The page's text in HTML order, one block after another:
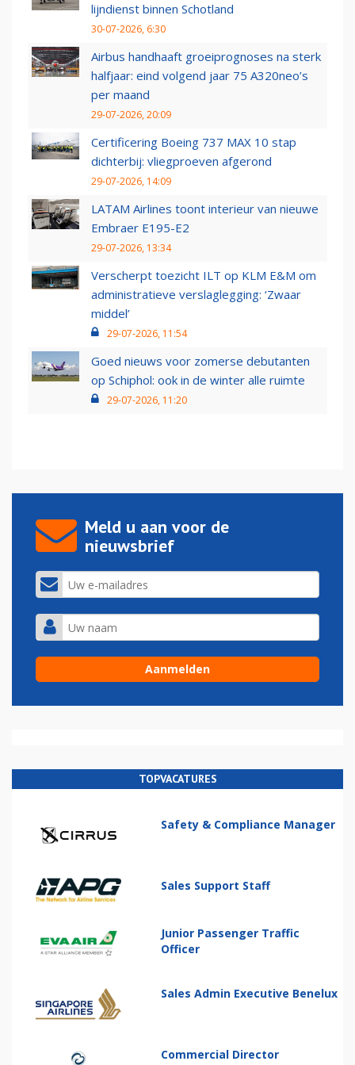
lijndienst binnen Schotland
30-07-2026, 6:30
Airbus handhaaft groeiprognoses na sterk
halfjaar: eind volgend jaar 75 A320neo’s
per maand
29-07-2026, 20:09
Certificering Boeing 737 MAX 10 stap
dichterbij: vliegproeven afgerond
29-07-2026, 14:09
LATAM Airlines toont interieur van nieuwe
Embraer E195-E2
29-07-2026, 13:34
Verscherpt toezicht ILT op KLM E&M om
administratieve verslaglegging: ‘Zwaar
middel’
29-07-2026, 11:54
Goed nieuws voor zomerse debutanten
op Schiphol: ook in de winter alle ruimte
29-07-2026, 11:20
Meld u aan voor de
nieuwsbrief
TOPVACATURES
Safety & Compliance Manager
Sales Support Staff
Junior Passenger Traffic
Officer
Sales Admin Executive Benelux
Commercial Director